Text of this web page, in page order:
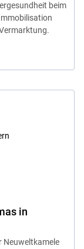
beim
in
Neuweltkamele